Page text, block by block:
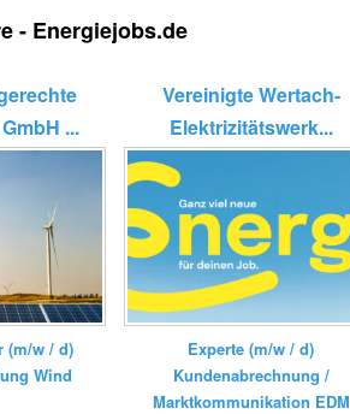
- Energiejobs.de
...
(m/w / d)
Wind
Vereinigte Wertach-
Elektrizitätswerk...
Experte (m/w / d)
Kundenabrechnung /
Marktkommunikation EDM